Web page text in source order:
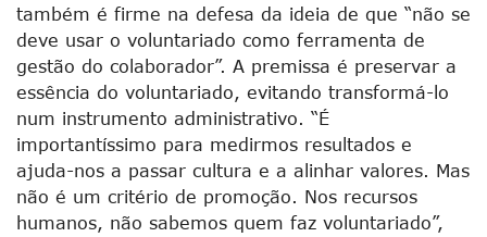
também é firme na defesa da ideia de que “não se
deve usar o voluntariado como ferramenta de
gestão do colaborador”. A premissa é preservar a
essência do voluntariado, evitando transformá-lo
num instrumento administrativo. “É
importantíssimo para medirmos resultados e
ajuda-nos a passar cultura e a alinhar valores. Mas
não é um critério de promoção. Nos recursos
humanos, não sabemos quem faz voluntariado”,